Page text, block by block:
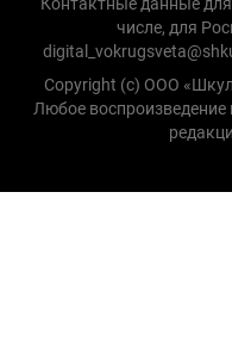
Контактные данные
числе, для
Copyright (с) ООО
Любое воспроизведение